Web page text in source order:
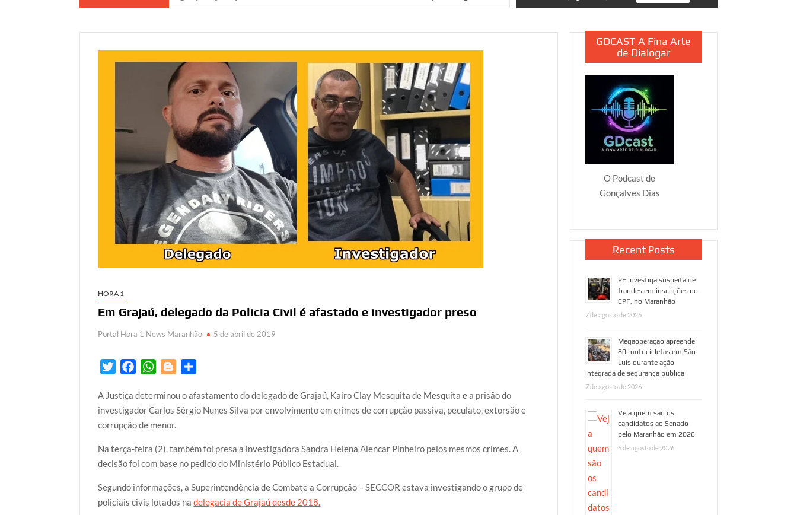
HORA 1
Em Grajaú, delegado da Policia Civil é afastado e investigador preso
Portal Hora 1 News Maranhão 5 de abril de 2019
i
t
t
r
c
e
b
o
o
W
a
t
s
A
p
o
g
a
r
A Justiça determinou o afastamento do delegado de Grajaú, Kairo Clay Mesquita de Mesquita e a prisão do
investigador Carlos Sérgio Nunes Silva por envolvimento em crimes de corrupção passiva, peculato, extorsão e
corrupção de menor.
Na terça-feira (2), também foi presa a investigadora Sandra Helena Alencar Pinheiro pelos mesmos crimes. A
decisão foi com base no pedido do Ministério Público Estadual.
Segundo informações, a Superintendência de Combate a Corrupção – SECCOR estava investigando o grupo de
policiais civis lotados nadelegacia de Grajaú desde 2018.
GDCAST A Fina Arte
de Dialogar
O Podcast de
Gonçalves Dias
Recent Posts
PF investiga suspeita de
fraudes em inscrições no
CPF, no Maranhão
7 de agosto de 2026
Megaoperação apreende
80 motocicletas em São
Luís durante ação
integrada de segurança pública
7 de agosto de 2026
Veja quem são os
candidatos ao Senado
pelo Maranhão em 2026
6 de agosto de 2026